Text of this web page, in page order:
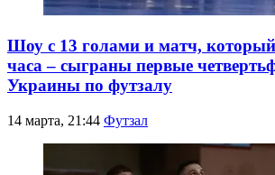
Шоу с 13 голами и матч,
часа – сыграны первые
Украины по футзалу
14 марта, 21:44 Футзал